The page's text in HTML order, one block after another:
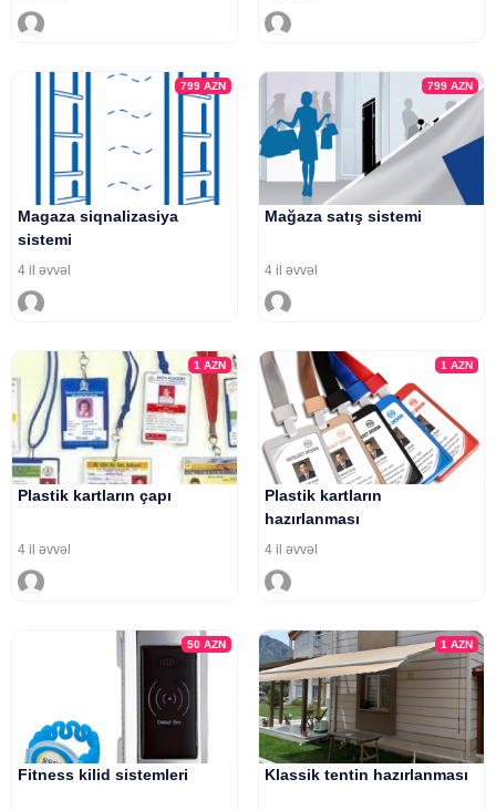
799AZN
Magaza siqnalizasiya
sistemi
4 il əvvəl
799 AZN
Mağaza satış sistemi
4 il əvvəl
1AZN
Plastik kartların çapı
4 il əvvəl
1 AZN
Plastik kartların
hazırlanması
4 il əvvəl
50AZN
Fitness kilid sistemleri
1 AZN
Klassik tentin hazırlanması